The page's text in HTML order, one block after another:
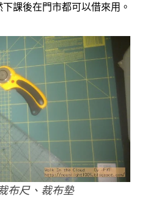
課後在門市都可以借來用。
布尺、裁布墊